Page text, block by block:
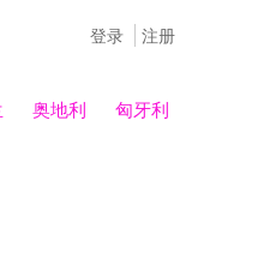
登录 注册
奥地利 匈牙利